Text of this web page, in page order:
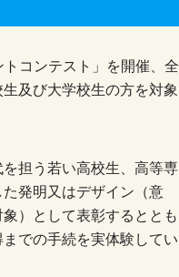
コンテスト」を開催、全
及び大学校生の方を対象
担う若い高校生、高等専
発明又はデザイン（意
）として表彰するととも
での手続を実体験してい